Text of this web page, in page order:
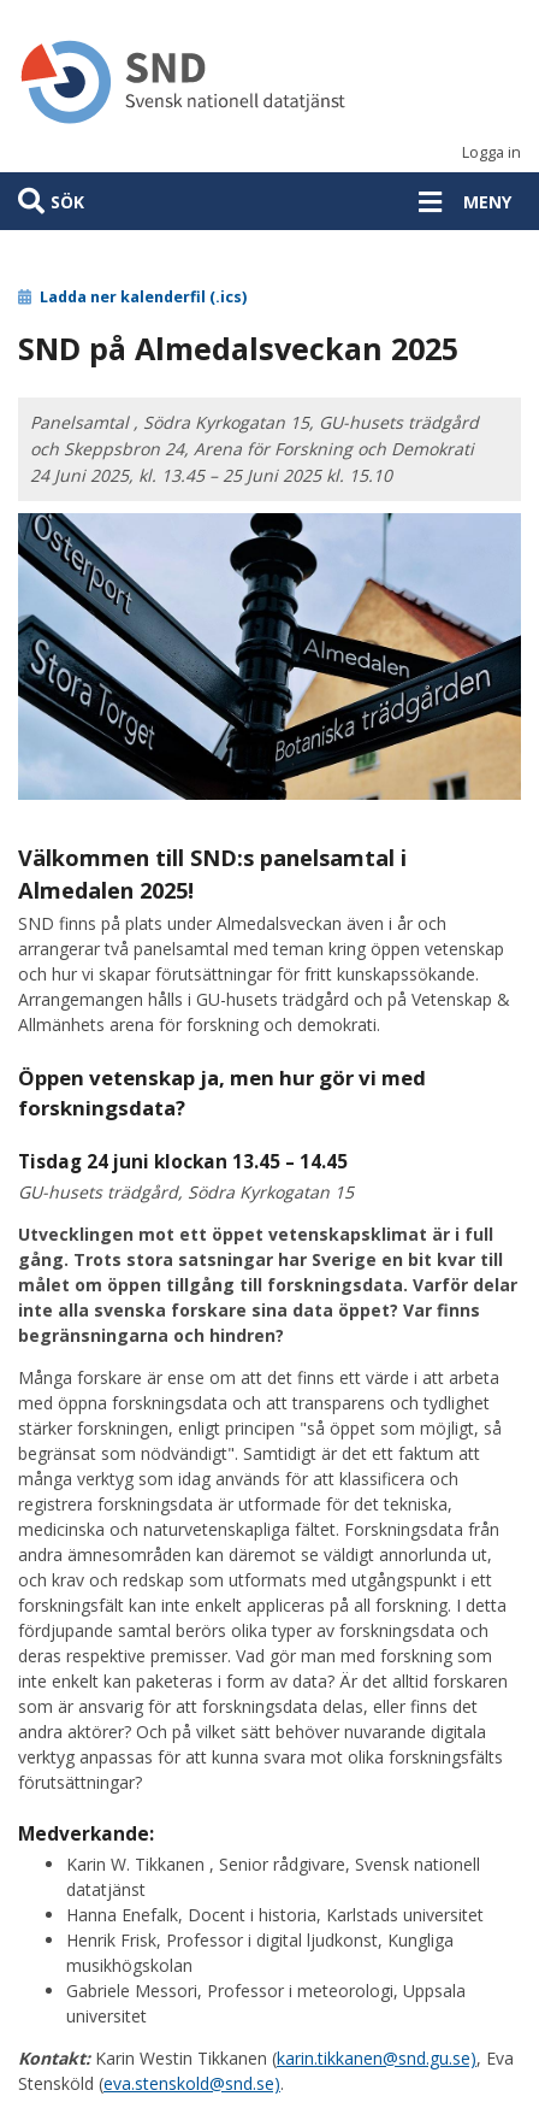
huvudinnehåll
Logga in
SÖK MENY
Ladda ner kalenderfil (.ics)
SND på Almedalsveckan 2025
Panelsamtal , Södra Kyrkogatan 15, GU-husets trädgård
och Skeppsbron 24, Arena för Forskning och Demokrati
24 Juni 2025, kl. 13.45 – 25 Juni 2025 kl. 15.10
Välkommen till SND:s panelsamtal i
Almedalen 2025!
SND finns på plats under Almedalsveckan även i år och
arrangerar två panelsamtal med teman kring öppen vetenskap
och hur vi skapar förutsättningar för fritt kunskapssökande.
Arrangemangen hålls i GU-husets trädgård och på Vetenskap &
Allmänhets arena för forskning och demokrati.
Öppen vetenskap ja, men hur gör vi med
forskningsdata?
Tisdag 24 juni klockan 13.45 – 14.45
GU-husets trädgård, Södra Kyrkogatan 15
Utvecklingen mot ett öppet vetenskapsklimat är i full
gång. Trots stora satsningar har Sverige en bit kvar till
målet om öppen tillgång till forskningsdata. Varför delar
inte alla svenska forskare sina data öppet? Var finns
begränsningarna och hindren?
Många forskare är ense om att det finns ett värde i att arbeta
med öppna forskningsdata och att transparens och tydlighet
stärker forskningen, enligt principen "så öppet som möjligt, så
begränsat som nödvändigt". Samtidigt är det ett faktum att
många verktyg som idag används för att klassificera och
registrera forskningsdata är utformade för det tekniska,
medicinska och naturvetenskapliga fältet. Forskningsdata från
andra ämnesområden kan däremot se väldigt annorlunda ut,
och krav och redskap som utformats med utgångspunkt i ett
forskningsfält kan inte enkelt appliceras på all forskning. I detta
fördjupande samtal berörs olika typer av forskningsdata och
deras respektive premisser. Vad gör man med forskning som
inte enkelt kan paketeras i form av data? Är det alltid forskaren
som är ansvarig för att forskningsdata delas, eller finns det
andra aktörer? Och på vilket sätt behöver nuvarande digitala
verktyg anpassas för att kunna svara mot olika forskningsfälts
förutsättningar?
Medverkande:
Karin W. Tikkanen , Senior rådgivare, Svensk nationell
datatjänst
Hanna Enefalk, Docent i historia, Karlstads universitet
Henrik Frisk, Professor i digital ljudkonst, Kungliga
musikhögskolan
Gabriele Messori, Professor i meteorologi, Uppsala
universitet
Kontakt:Karin Westin Tikkanen (karin.tikkanen@snd.gu.se), Eva
Stensköld (eva.stenskold@snd.se).